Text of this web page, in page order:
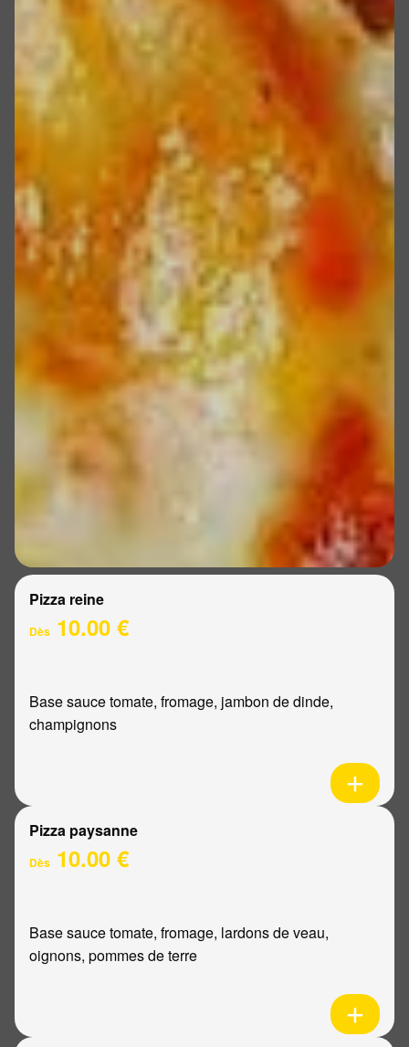
Pizza reine
Dès 10.00 €
Base sauce tomate, fromage, jambon de dinde,
champignons
Pizza paysanne
Dès 10.00 €
Base sauce tomate, fromage, lardons de veau,
oignons, pommes de terre